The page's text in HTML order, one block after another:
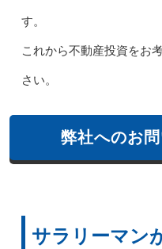
す。
これから不動産投資をお
さい。
弊社へのお
サラリーマン